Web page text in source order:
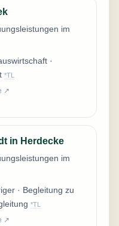
im
·
*TL
↗
in Herdecke
im
· Begleitung zu
*TL
↗